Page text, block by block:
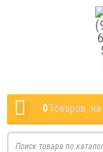
0Tоваров, на